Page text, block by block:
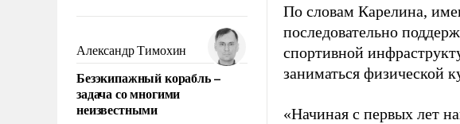
чем она отличается от просто
образованных людей. Иногда
казалось, что эти вопросы
решены раз и навсегда, но –
нет, не решены.
Александр Тимохин
Безэкипажный корабль –
задача со многими
неизвестными
По словам Карелина,
последовательно
спортивной
заниматься физической
«Начиная с первых лет